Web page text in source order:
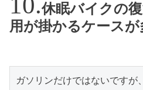
休眠バイクの
用が掛かるケースが
ガソリンだけではないですが